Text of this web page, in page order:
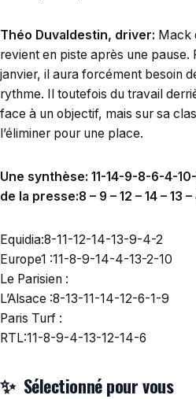
Théo Duvaldestin, driver: Mack
revient en piste après une pause.
janvier, il aura forcément besoin
rythme. Il toutefois du travail
face à un objectif, mais sur sa
l’éliminer pour une place.
Une synthèse: 11-14-9-8-6-4-
de la presse:8 – 9 – 12 – 14 – 13 –
Equidia:8-11-12-14-13-9-4-2
Europe1 :11-8-9-14-4-13-2-10
Le Parisien :
L’Alsace :8-13-11-14-12-6-1-9
Paris Turf :
RTL:11-8-9-4-13-12-14-6
Sélectionné pour vous